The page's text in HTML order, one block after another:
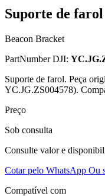
Suporte de farol
Beacon Bracket
PartNumber DJI:
Suporte de farol. Peça
YC.JG.ZS004578).
Preço
Sob consulta
Consulte valor e
Cotar pelo WhatsApp Ou
Compatível com